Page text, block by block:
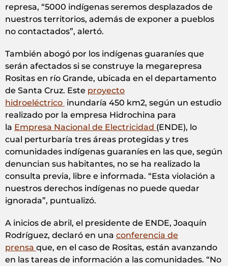
represa, “5000 indígenas seremos desplazados de
nuestros territorios, además de exponer a pueblos
no contactados”, alertó.
También abogó por los indígenas guaraníes que
serán afectados si se construye la megarepresa
Rositas en río Grande, ubicada en el departamento
de Santa Cruz. Este proyecto
hidroeléctrico inundaría 450 km2, según un estudio
realizado por la empresa Hidrochina para
la Empresa Nacional de Electricidad (ENDE), lo
cual perturbaría tres áreas protegidas y tres
comunidades indígenas guaraníes en las que, según
denuncian sus habitantes, no se ha realizado la
consulta previa, libre e informada. “Esta violación a
nuestros derechos indígenas no puede quedar
ignorada”, puntualizó.
A inicios de abril, el presidente de ENDE, Joaquín
Rodríguez, declaró en una conferencia de
prensa que, en el caso de Rositas, están avanzando
en las tareas de información a las comunidades. “No